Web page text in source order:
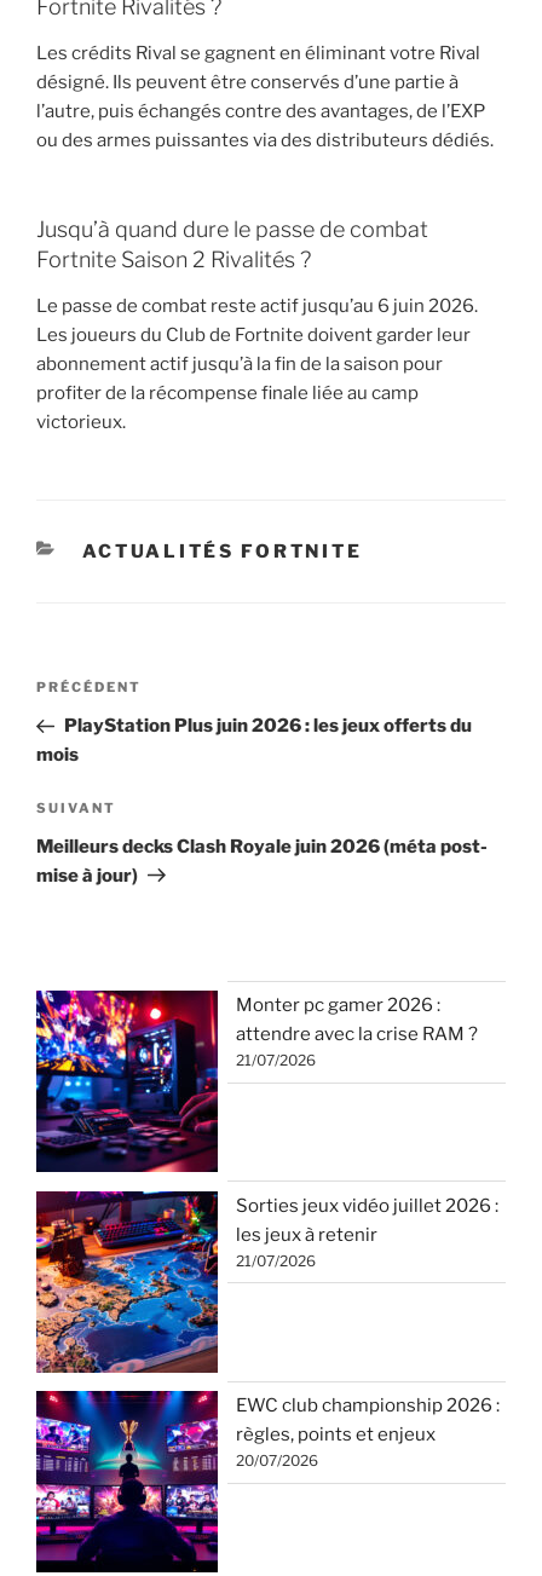
Fortnite Rivalités ?
Les crédits Rival se gagnent en éliminant votre Rival
désigné. Ils peuvent être conservés d’une partie à
l’autre, puis échangés contre des avantages, de l’EXP
ou des armes puissantes via des distributeurs dédiés.
Jusqu’à quand dure le passe de combat
Fortnite Saison 2 Rivalités ?
Le passe de combat reste actif jusqu’au 6 juin 2026.
Les joueurs du Club de Fortnite doivent garder leur
abonnement actif jusqu’à la fin de la saison pour
profiter de la récompense finale liée au camp
victorieux.
CATÉGORIES
ACTUALITÉS FORTNITE
Navigation
l’article
Article
précédent
PRÉCÉDENT
PlayStation Plus juin 2026 : les jeux offerts du
mois
Article
suivant
SUIVANT
Meilleurs decks Clash Royale juin 2026 (méta post-
mise à jour)
Monter pc gamer 2026 :
attendre avec la crise RAM ?
21/07/2026
Sorties jeux vidéo juillet 2026 :
les jeux à retenir
21/07/2026
EWC club championship 2026 :
règles, points et enjeux
20/07/2026